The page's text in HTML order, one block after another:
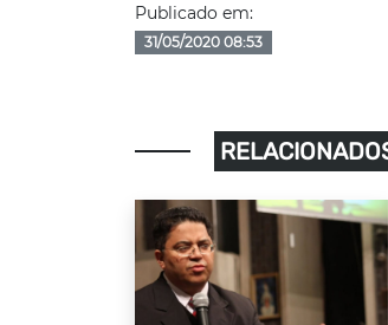
Publicado em:
31/05/2020 08:53